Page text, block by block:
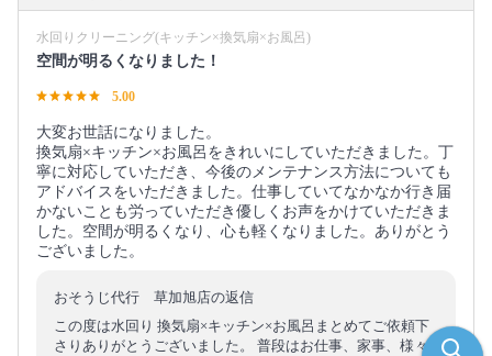
水回りクリーニング(キッチン×換気扇×お風呂)
空間が明るくなりました！
5.00
大変お世話になりました。
換気扇×キッチン×お風呂をきれいにしていただきました。丁
寧に対応していただき、今後のメンテナンス方法についても
アドバイスをいただきました。仕事していてなかなか行き届
かないことも労っていただき優しくお声をかけていただきま
した。空間が明るくなり、心も軽くなりました。ありがとう
ございました。
おそうじ代行 草加旭店の返信
この度は水回り 換気扇×キッチン×お風呂まとめてご依頼下
さりありがとうございました。 普段はお仕事、家事、様々